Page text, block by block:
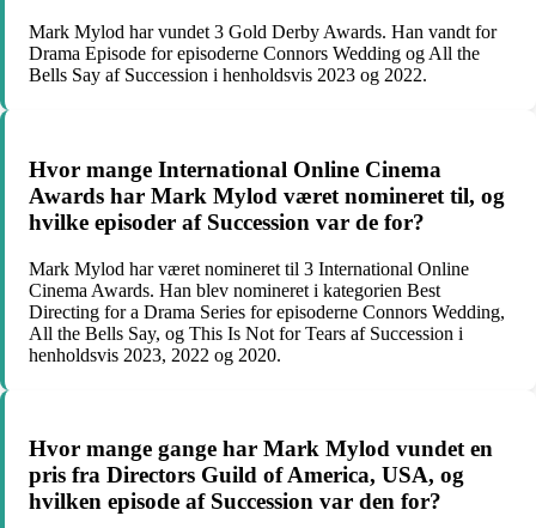
Mark Mylod har vundet 3 Gold Derby Awards. Han vandt for
Drama Episode for episoderne Connors Wedding og All the
Bells Say af Succession i henholdsvis 2023 og 2022.
Hvor mange International Online Cinema
Awards har Mark Mylod været nomineret til, og
hvilke episoder af Succession var de for?
Mark Mylod har været nomineret til 3 International Online
Cinema Awards. Han blev nomineret i kategorien Best
Directing for a Drama Series for episoderne Connors Wedding,
All the Bells Say, og This Is Not for Tears af Succession i
henholdsvis 2023, 2022 og 2020.
Hvor mange gange har Mark Mylod vundet en
pris fra Directors Guild of America, USA, og
hvilken episode af Succession var den for?